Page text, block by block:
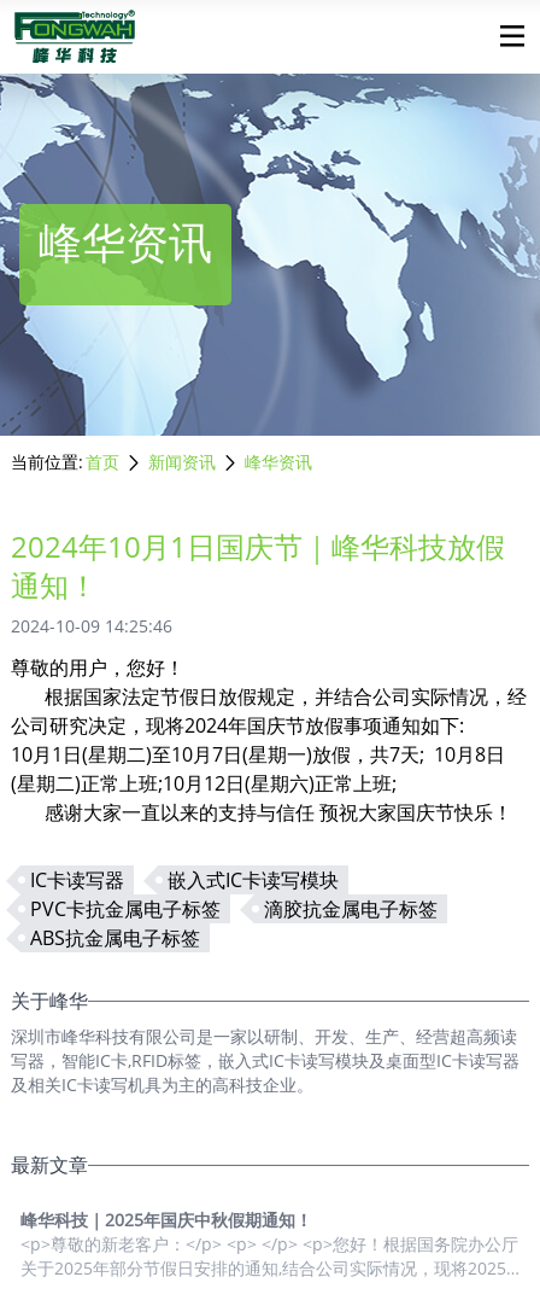
峰华资讯
当前位置:首页 新闻资讯 峰华资讯
2024年10月1日国庆节｜峰华科技放假
通知！
2024-10-09 14:25:46
尊敬的用户，您好！
根据国家法定节假日放假规定，并结合公司实际情况，经
公司研究决定，现将2024年国庆节放假事项通知如下:
10月1日(星期二)至10月7日(星期一)放假，共7天; 10月8日
(星期二)正常上班;10月12日(星期六)正常上班;
感谢大家一直以来的支持与信任 预祝大家国庆节快乐！
IC卡读写器
嵌入式IC卡读写模块
PVC卡抗金属电子标签
滴胶抗金属电子标签
ABS抗金属电子标签
关于峰华
深圳市峰华科技有限公司是一家以研制、开发、生产、经营超高频读
写器，智能IC卡,RFID标签，嵌入式IC卡读写模块及桌面型IC卡读写器
及相关IC卡读写机具为主的高科技企业。
最新文章
峰华科技｜2025年国庆中秋假期通知！
<p>尊敬的新老客户：</p> <p> </p> <p>您好！根据国务院办公厅
关于2025年部分节假日安排的通知,结合公司实际情况，现将2025